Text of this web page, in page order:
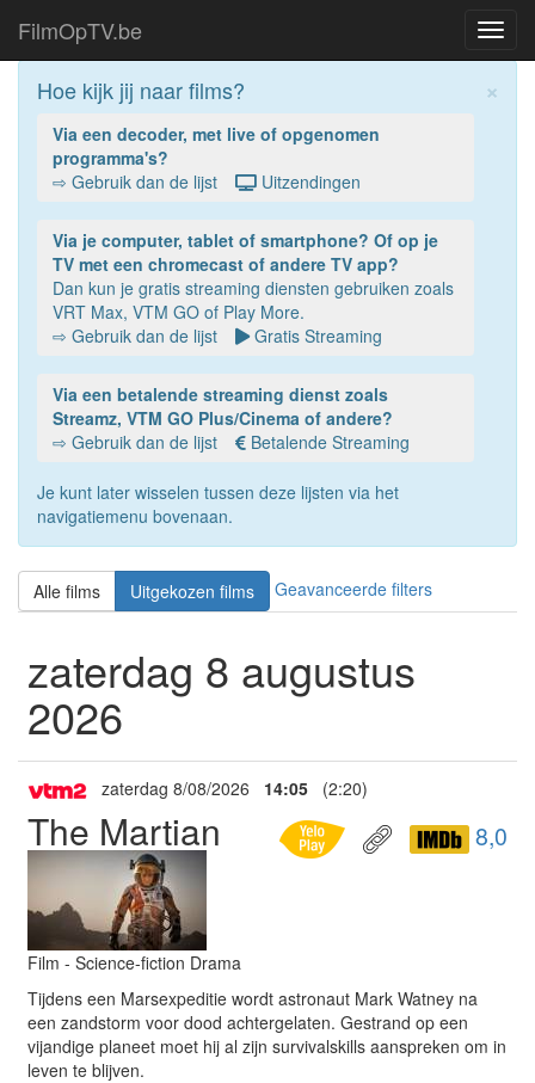
FilmOpTV.be
×
Hoe kijk jij naar films?
Via een decoder, met live of opgenomen
programma's?
⇨ Gebruik dan de lijst
Uitzendingen
Via je computer, tablet of smartphone? Of op je
TV met een chromecast of andere TV app?
Dan kun je gratis streaming diensten gebruiken zoals
VRT Max, VTM GO of Play More.
⇨ Gebruik dan de lijst
Gratis Streaming
Via een betalende streaming dienst zoals
Streamz, VTM GO Plus/Cinema of andere?
⇨ Gebruik dan de lijst
Betalende Streaming
Je kunt later wisselen tussen deze lijsten via het
navigatiemenu bovenaan.
Alle films Uitgekozen films Geavanceerde filters
zaterdag 8 augustus
2026
zaterdag 8/08/2026 14:05 (2:20)
The Martian 8,0
Film - Science-fiction Drama
Tijdens een Marsexpeditie wordt astronaut Mark Watney na
een zandstorm voor dood achtergelaten. Gestrand op een
vijandige planeet moet hij al zijn survivalskills aanspreken om in
leven te blijven.